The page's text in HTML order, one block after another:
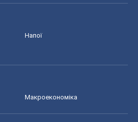
Напої
Макроекономіка